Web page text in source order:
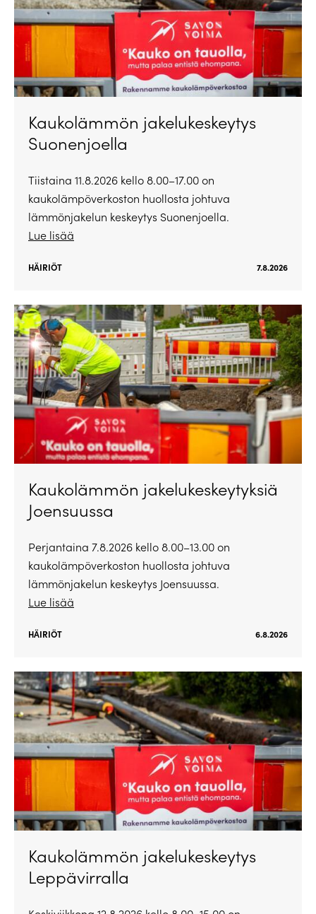
Kaukolämmön jakelukeskeytys
Suonenjoella
Tiistaina 11.8.2026 kello 8.00–17.00 on
kaukolämpöverkoston huollosta johtuva
lämmönjakelun keskeytys Suonenjoella.
Lue lisää
HÄIRIÖT 7.8.2026
Kaukolämmön jakelukeskeytyksiä
Joensuussa
Perjantaina 7.8.2026 kello 8.00–13.00 on
kaukolämpöverkoston huollosta johtuva
lämmönjakelun keskeytys Joensuussa.
Lue lisää
HÄIRIÖT 6.8.2026
Kaukolämmön jakelukeskeytys
Leppävirralla